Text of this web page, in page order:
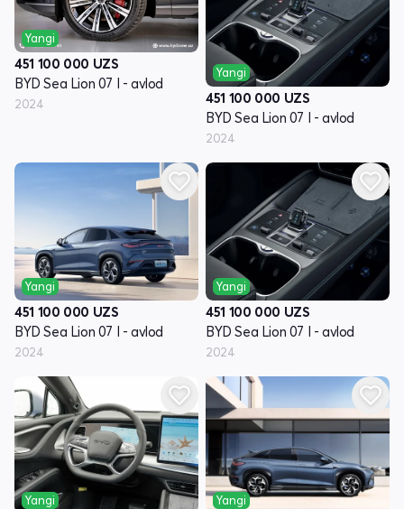
Yangi
451 100 000 UZS
BYD Sea Lion 07 I - avlod
2024
Yangi
451 100 000 UZS
BYD Sea Lion 07 I - avlod
2024
Yangi
451 100 000 UZS
BYD Sea Lion 07 I - avlod
2024
Yangi
451 100 000 UZS
BYD Sea Lion 07 I - avlod
2024
Yangi Yangi